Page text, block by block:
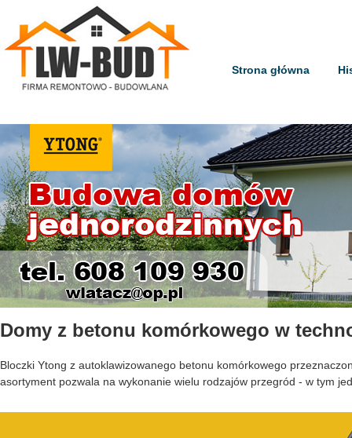
Strona główna
Domy z betonu komórkowego w
Bloczki Ytong z autoklawizowanego betonu komórkowego
asortyment pozwala na wykonanie wielu rodzajów przegród - w tym